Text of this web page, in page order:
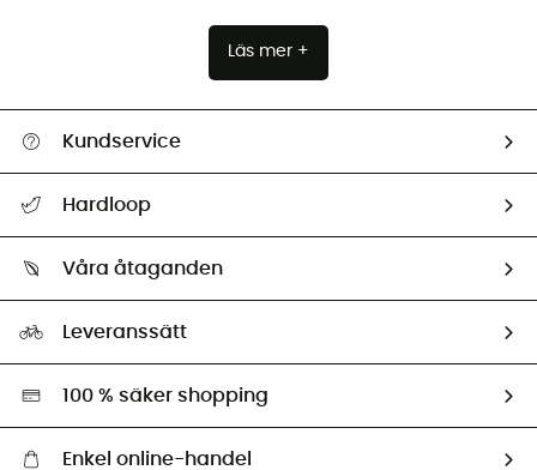
Läs mer +
Kundservice
Retur & återbetalning
Hardloop
Ambassadörer
Våra åtaganden
Miljöanpassat urval
Leveranssätt
100 % säker shopping
Enkel online-handel